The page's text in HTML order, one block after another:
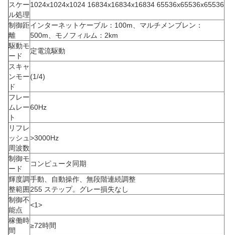
スケー
ル処理
1024x1024x1024 16834x16834x16834 65536x65536x65536
制御距
離
インターネットケーブル：100m、マルチメンブレン：
500m、モノフィルム：2km
駆動モ
ード
定電流駆動
スキャ
ンモー
ド
(1/4)
フレー
ムレー
ト
60Hz
リフレ
ッシュ
周波数
>3000Hz
制御モ
ード
コンピュータ同期
輝度調
整範囲
手動、自動操作、無段階連続調整
255 ステップ。グレー損失なし
制御不
能点
<1>
稼働時
間
≥72時間